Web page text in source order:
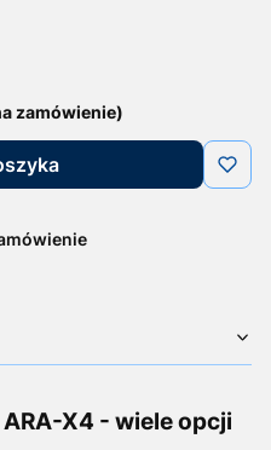
zamówienie)
X4 - wiele opcji